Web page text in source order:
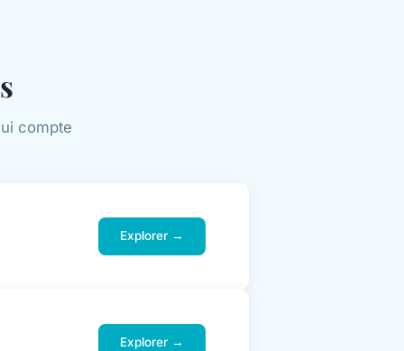
compte
Explorer →
Explorer →